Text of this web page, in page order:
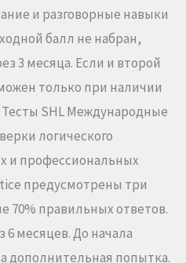
и разговорные навыки
балл не набран,
3 месяца. Если и второй
только при наличии
Тесты SHL Международные
логического
и профессиональных
предусмотрены три
70% правильных ответов.
6 месяцев. До начала
дополнительная попытка.